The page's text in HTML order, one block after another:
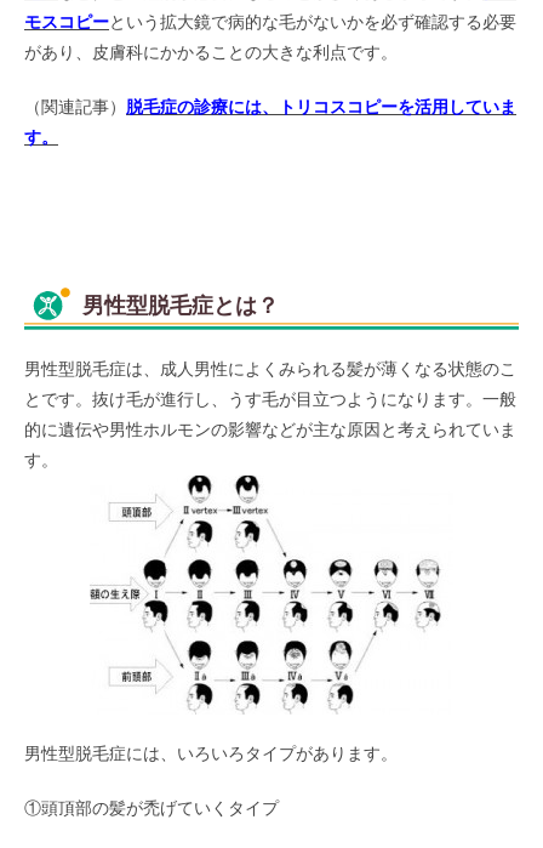
モスコピーという拡大鏡で病的な毛がないかを必ず確認する必要
があり、皮膚科にかかることの大きな利点です。
（関連記事） 脱毛症の診療には、トリコスコピーを活用していま
す。
男性型脱毛症とは？
男性型脱毛症は、成人男性によくみられる髪が薄くなる状態のこ
とです。抜け毛が進行し、うす毛が目立つようになります。一般
的に遺伝や男性ホルモンの影響などが主な原因と考えられていま
す。
男性型脱毛症には、いろいろタイプがあります。
①頭頂部の髪が禿げていくタイプ